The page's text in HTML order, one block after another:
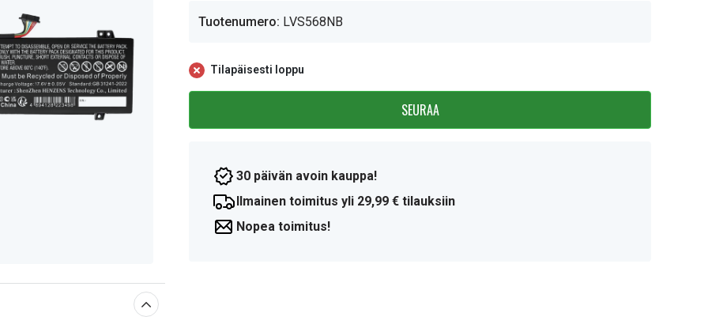
Tuotenumero: LVS568NB
Tilapäisesti loppu
SEURAA
30 päivän avoin kauppa!
Ilmainen toimitus yli 29,99 € tilauksiin
Nopea toimitus!